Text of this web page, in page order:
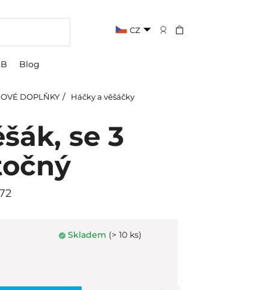
Blog
CZ
DOPLŇKY Háčky a věšáčky
se 3
Skladem (> 10 ks)